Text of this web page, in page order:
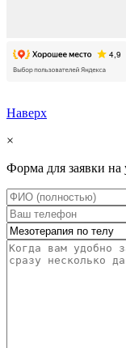
Наверх
×
Форма для заявки на